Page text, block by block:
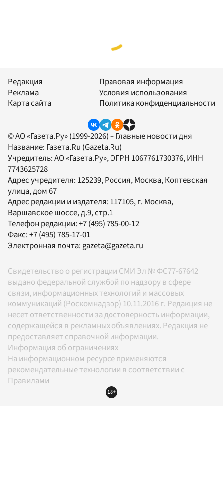
Редакция
Реклама
Карта сайта
Правовая информация
Условия использования
Политика конфиденциальности
© АО «Газета.Ру» (1999-2026) – Главные новости дня
Название: Газета.Ru (Gazeta.Ru)
Учредитель:АО «Газета.Ру», ОГРН 1067761730376, ИНН
7743625728
Адрес учредителя: 125239, Россия, Москва, Коптевская
улица, дом 67
Адрес редакции и издателя: 117105, г. Москва,
Варшавское шоссе, д.9, стр.1
Телефон редакции:+7 (495) 785-00-12
Факс:+7 (495) 785-17-01
Электронная почта:gazeta@gazeta.ru
Свидетельство о регистрации СМИ Эл № ФС77-67642
выдано федеральной службой по надзору в сфере
связи, информационных технологий и массовых
коммуникаций (Роскомнадзор) 10.11.2016 г. Редакция не
несет ответственности за достоверность информации,
содержащейся в рекламных объявлениях. Редакция не
предоставляет справочной информации.
Информация об ограничениях
На информационном ресурсе применяются
рекомендательные технологии в соответствии с
Правилами
18+